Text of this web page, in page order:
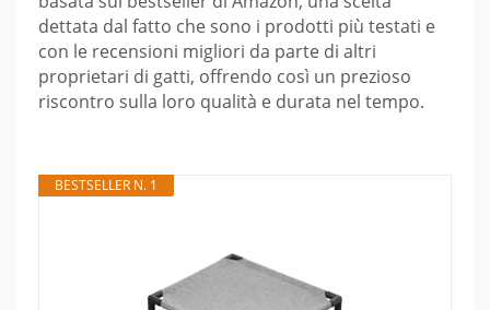
dettata dal fatto che sono i prodotti più testati e
con le recensioni migliori da parte di altri
proprietari di gatti, offrendo così un prezioso
riscontro sulla loro qualità e durata nel tempo.
BESTSELLER N. 1